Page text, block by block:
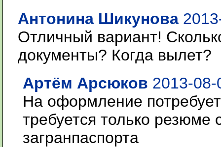
Антонина Шикунова
Отличный вариант!
документы? Когда вылет?
Артём Арсюков 2013-08-
На оформление
требуется только
загранпаспорта